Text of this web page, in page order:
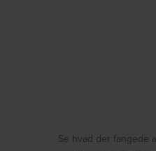
Se hvad der fangede